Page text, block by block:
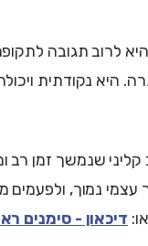
היא לרוב תגובה
היא נקודתית
שנמשך זמן רב
עצמי נמוך, ולפעמים
דיכאון - סימנים